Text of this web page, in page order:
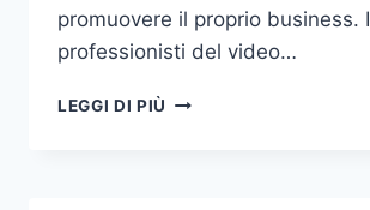
promuovere il proprio business. I
professionisti del video…
LEGGI DI PIÙ